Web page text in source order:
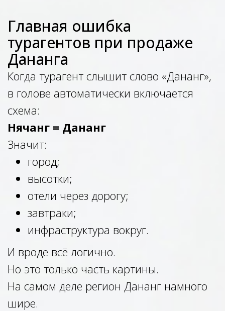
Главная ошибка
турагентов при продаже
Дананга
Когда турагент слышит слово «Дананг»,
в голове автоматически включается
схема:
Нячанг = Дананг
Значит:
город;
высотки;
отели через дорогу;
завтраки;
инфраструктура вокруг.
И вроде всё логично.
Но это только часть картины.
На самом деле регион Дананг намного
шире.